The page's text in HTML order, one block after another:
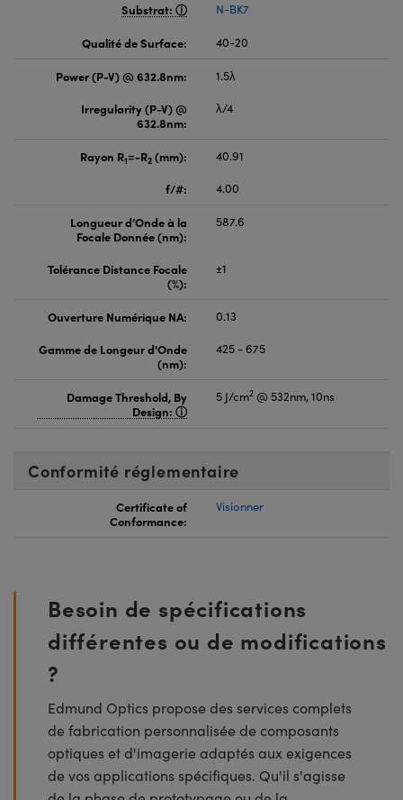
Substrat: N-BK7
Qualité de Surface: 40-20
Power (P-V) @ 632.8nm:
1.5λ
Irregularity (P-V) @
632.8nm:
λ/4
Rayon R1=-R2 (mm):
40.91
f/#:
4.00
Longueur d’Onde à la
Focale Donnée (nm):
587.6
Tolérance Distance Focale
(%):
±1
Ouverture Numérique NA:
0.13
Gamme de Longeur d'Onde
(nm):
425 - 675
Damage Threshold, By
Design:
5 J/cm2 @ 532nm, 10ns
Conformité réglementaire
Certificate of
Conformance:
Visionner
Besoin de spécifications
différentes ou de modifications
?
Edmund Optics propose des services complets
de fabrication personnalisée de composants
optiques et d'imagerie adaptés aux exigences
de vos applications spécifiques. Qu'il s'agisse